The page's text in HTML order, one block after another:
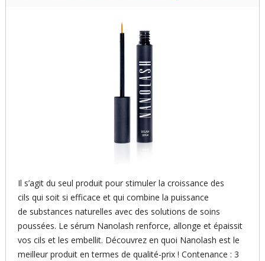
Il s’agit du seul produit pour stimuler la croissance des
cils qui soit si efficace et qui combine la puissance
de substances naturelles avec des solutions de soins
poussées. Le sérum Nanolash renforce, allonge et épaissit
vos cils et les embellit. Découvrez en quoi Nanolash est le
meilleur produit en termes de qualité-prix ! Contenance : 3